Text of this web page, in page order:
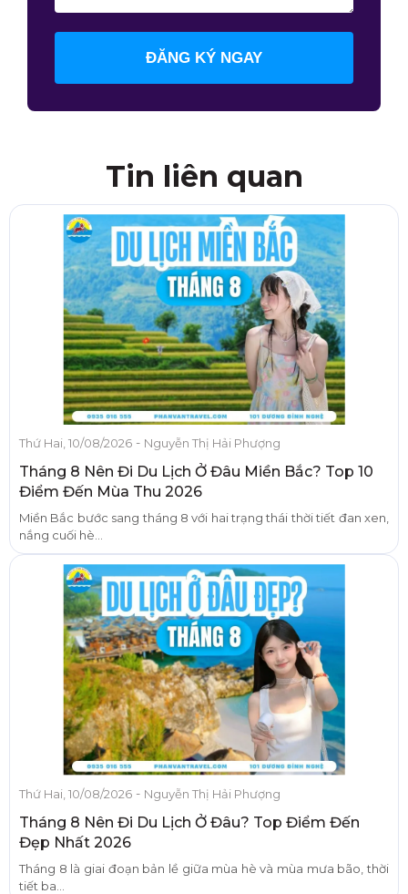
ĐĂNG KÝ NGAY
Tin liên quan
Thứ Hai, 10/08/2026 - Nguyễn Thị Hải Phượng
Tháng 8 Nên Đi Du Lịch Ở Đâu Miền Bắc? Top 10
Điểm Đến Mùa Thu 2026
Miền Bắc bước sang tháng 8 với hai trạng thái thời tiết đan xen,
nắng cuối hè...
Thứ Hai, 10/08/2026 - Nguyễn Thị Hải Phượng
Tháng 8 Nên Đi Du Lịch Ở Đâu? Top Điểm Đến
Đẹp Nhất 2026
Tháng 8 là giai đoạn bản lề giữa mùa hè và mùa mưa bão, thời
tiết ba...